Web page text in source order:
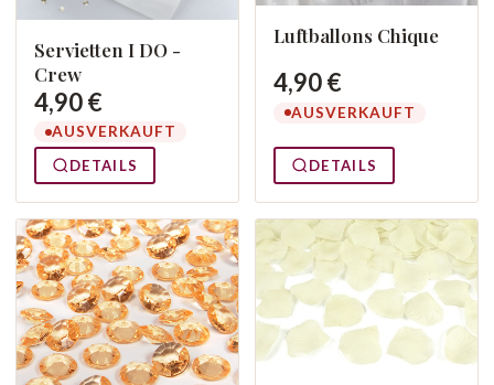
Servietten I DO -
Crew
4,90 €
AUSVERKAUFT
DETAILS
Luftballons Chique
4,90 €
AUSVERKAUFT
DETAILS